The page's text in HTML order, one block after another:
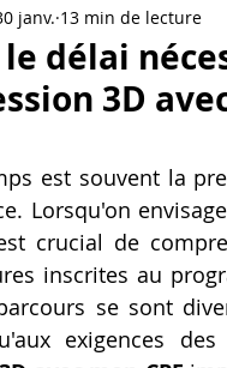
Accessoires
Formation
une piece en 3D
M1 Pro
délai
3D
janv. 13 min de lecture
est souvent la
Lorsqu'on
crucial de
inscrites au
se sont
exigences